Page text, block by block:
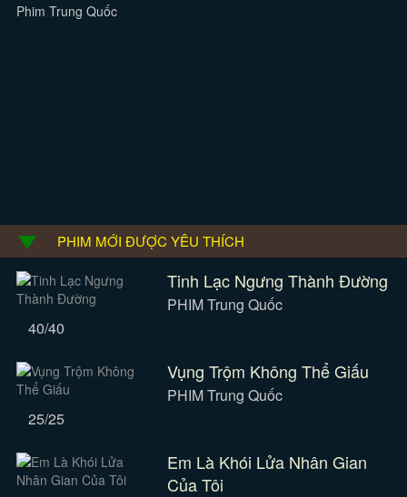
Phim Trung Quốc
PHIM MỚI ĐƯỢC YÊU THÍCH
Tinh Lạc Ngưng Thành Đường
PHIM Trung Quốc
40/40
Vụng Trộm Không Thể Giấu
PHIM Trung Quốc
25/25
Em Là Khói Lửa Nhân Gian
Của Tôi